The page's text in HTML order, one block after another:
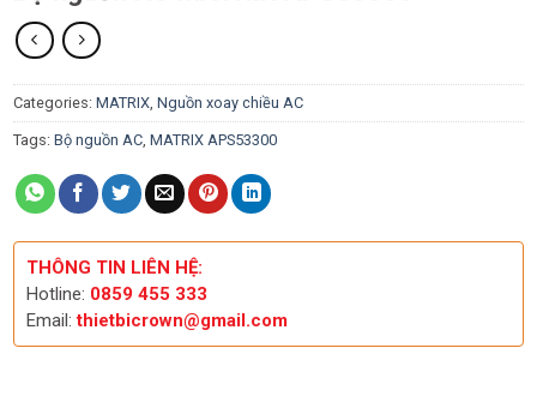
Categories: MATRIX, Nguồn xoay chiều AC
Tags: Bộ nguồn AC, MATRIX APS53300
THÔNG TIN LIÊN HỆ:
Hotline: 0859 455 333
Email:thietbicrown@gmail.com